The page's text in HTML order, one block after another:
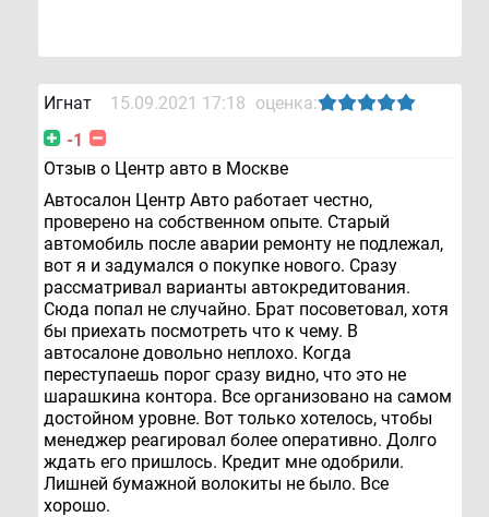
Игнат 15.09.2021 17:18 оценка:
-1
Отзыв о Центр авто в Москве
Автосалон Центр Авто работает честно,
проверено на собственном опыте. Старый
автомобиль после аварии ремонту не подлежал,
вот я и задумался о покупке нового. Сразу
рассматривал варианты автокредитования.
Сюда попал не случайно. Брат посоветовал, хотя
бы приехать посмотреть что к чему. В
автосалоне довольно неплохо. Когда
переступаешь порог сразу видно, что это не
шарашкина контора. Все организовано на самом
достойном уровне. Вот только хотелось, чтобы
менеджер реагировал более оперативно. Долго
ждать его пришлось. Кредит мне одобрили.
Лишней бумажной волокиты не было. Все
хорошо.